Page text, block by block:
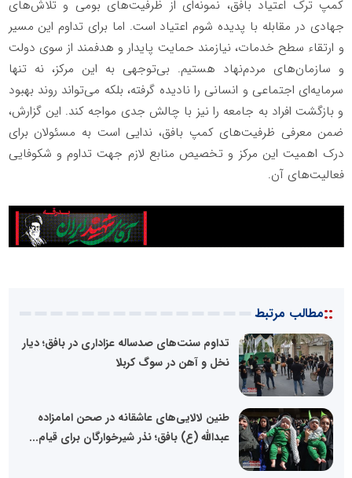
کمپ ترک اعتیاد بافق، نمونه‌ای از ظرفیت‌های بومی و تلاش‌های
جهادی در مقابله با پدیده شوم اعتیاد است. اما برای تداوم این مسیر
و ارتقاء سطح خدمات، نیازمند حمایت پایدار و هدفمند از سوی دولت
و سازمان‌های مردم‌نهاد هستیم. بی‌توجهی به این مرکز، نه تنها
سرمایه‌ای اجتماعی و انسانی را نادیده گرفته، بلکه می‌تواند روند بهبود
و بازگشت افراد به جامعه را نیز با چالش جدی مواجه کند. این گزارش،
ضمن معرفی ظرفیت‌های کمپ بافق، ندایی است به مسئولان برای
درک اهمیت این مرکز و تخصیص منابع لازم جهت تداوم و شکوفایی
فعالیت‌های آن.
::مطالب مرتبط
تداوم سنت‌های صدساله عزاداری در بافق؛ دیار
نخل و آهن در سوگ کربلا
طنین لالایی‌های عاشقانه در صحن امامزاده
عبدالله (ع) بافق؛ نذر شیرخوارگان برای قیام...